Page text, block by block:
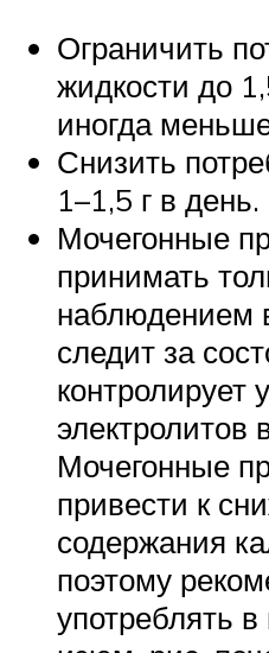
Ограничить
жидкости до
иногда
Снизить
1–1,5 г в день.
Мочегонные
принимать
наблюдением
следит за
контролирует
электролитов
Мочегонные
привести к
содержания
поэтому
употреблять